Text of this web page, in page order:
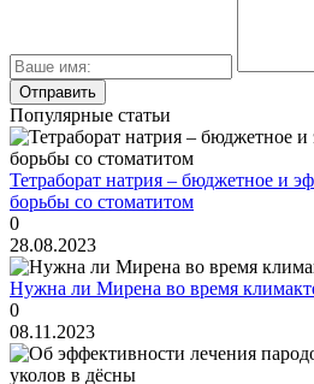
Популярные статьи
Тетраборат натрия – бюджетное и
борьбы со стоматитом
0
28.08.2023
Нужна ли Мирена во время
0
08.11.2023